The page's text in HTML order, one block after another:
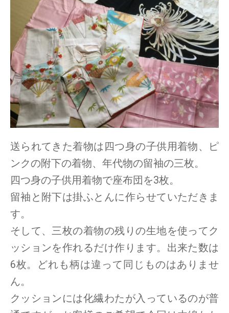
送られてきた着物は四つ身の子供用着物、ピ
ンクの附下の着物、年代物の留袖の三枚。
四つ身の子供用着物で座布団を3枚。
留袖と附下は掛ふとんに作らせていただきま
す。
そして、三枚の着物の残りの生地を使ってク
ッションを作れるだけ作ります。出来た数は
6枚。どれも柄は違って同じものはありませ
ん。
クッションには化繊わたが入っているのが普